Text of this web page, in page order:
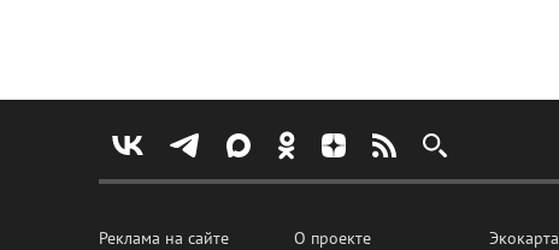
Реклама на сайте
О проекте
Экокарта